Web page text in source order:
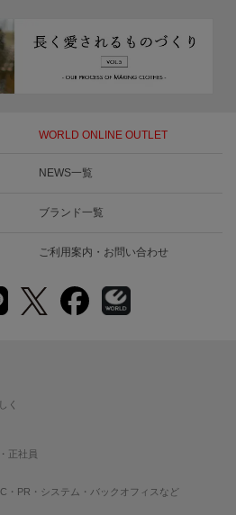
WORLD ONLINE OUTLET
NEWS一覧
ブランド一覧
ご利用案内・お問い合わせ
く
正社員
・PR・システム・バックオフィスなど